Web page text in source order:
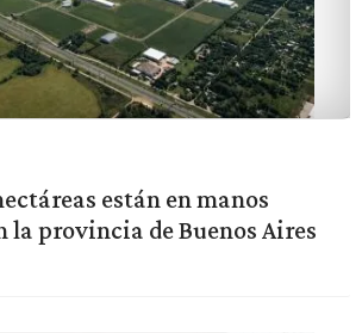
están en manos
la provincia de Buenos Aires